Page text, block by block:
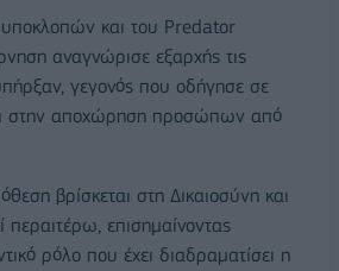
και του Predator
αναγνώρισε εξαρχής τις
γεγονός που οδήγησε σε
στην αποχώρηση προσώπων από
βρίσκεται στη Δικαιοσύνη και
επισημαίνοντας
ρόλο που έχει διαδραματίσει η